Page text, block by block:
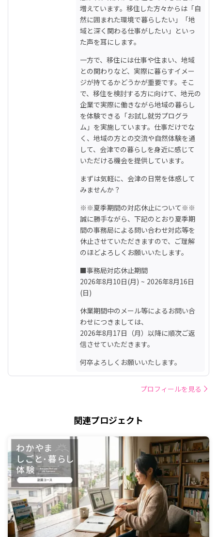
増えています。移住した方々からは「自
然に囲まれた環境で暮らしたい」「地
域と深く関わる仕事がしたい」といっ
た声を耳にします。
一方で、移住には仕事や住まい、地域
との関わりなど、実際に暮らすイメー
ジが持てるかどうかが重要です。そこ
で、移住を検討する方に向けて、地元の
企業で実際に働きながら地域の暮らし
を体験できる「お試し就労プログラ
ム」を実施しています。仕事だけでな
く、地域の方との交流や自然体験を通
して、会津での暮らしを身近に感じて
いただける機会を提供しています。
まずは気軽に、会津の日常を体感して
みませんか？
※※夏季期間の対応休止について※※
誠に勝手ながら、下記のとおり夏季期
間の事務局による問い合わせ対応等を
休止させていただきますので、ご理解
のほどよろしくお願いいたします。
■事務局対応休止期間
2026年8月10日(月) ~ 2026年8月16日
(日)
休業期間中のメール等によるお問い合
わせにつきましては、
2026年8月17日（月）以降に順次ご返
信させていただきます。
何卒よろしくお願いいたします。
プロフィールを見る
関連プロジェクト